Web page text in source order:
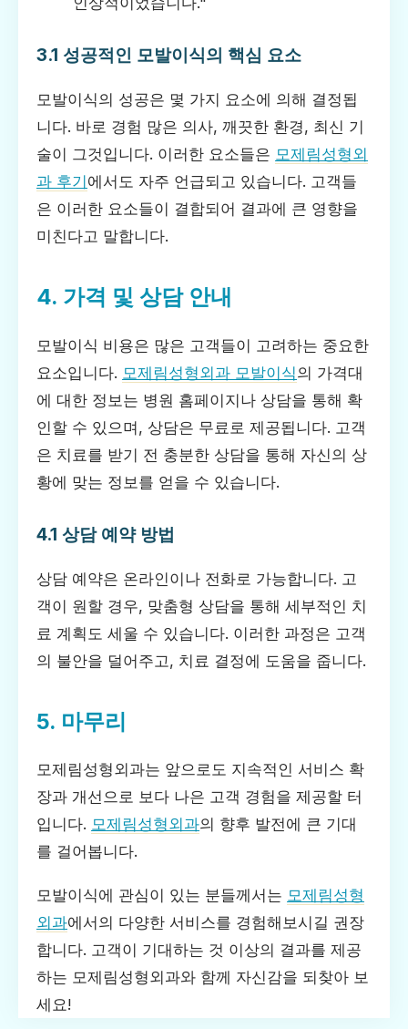
3.1 성공적인 모발이식의 핵심 요소
모발이식의 성공은 몇 가지 요소에 의해 결정됩
니다. 바로 경험 많은 의사, 깨끗한 환경, 최신 기
술이 그것입니다. 이러한 요소들은 모제림성형외
과 후기에서도 자주 언급되고 있습니다. 고객들
은 이러한 요소들이 결합되어 결과에 큰 영향을
미친다고 말합니다.
4. 가격 및 상담 안내
모발이식 비용은 많은 고객들이 고려하는 중요한
요소입니다. 모제림성형외과 모발이식의 가격대
에 대한 정보는 병원 홈페이지나 상담을 통해 확
인할 수 있으며, 상담은 무료로 제공됩니다. 고객
은 치료를 받기 전 충분한 상담을 통해 자신의 상
황에 맞는 정보를 얻을 수 있습니다.
4.1 상담 예약 방법
상담 예약은 온라인이나 전화로 가능합니다. 고
객이 원할 경우, 맞춤형 상담을 통해 세부적인 치
료 계획도 세울 수 있습니다. 이러한 과정은 고객
의 불안을 덜어주고, 치료 결정에 도움을 줍니다.
5. 마무리
모제림성형외과는 앞으로도 지속적인 서비스 확
장과 개선으로 보다 나은 고객 경험을 제공할 터
입니다. 모제림성형외과의 향후 발전에 큰 기대
를 걸어봅니다.
모발이식에 관심이 있는 분들께서는 모제림성형
외과에서의 다양한 서비스를 경험해보시길 권장
합니다. 고객이 기대하는 것 이상의 결과를 제공
하는 모제림성형외과와 함께 자신감을 되찾아 보
세요!